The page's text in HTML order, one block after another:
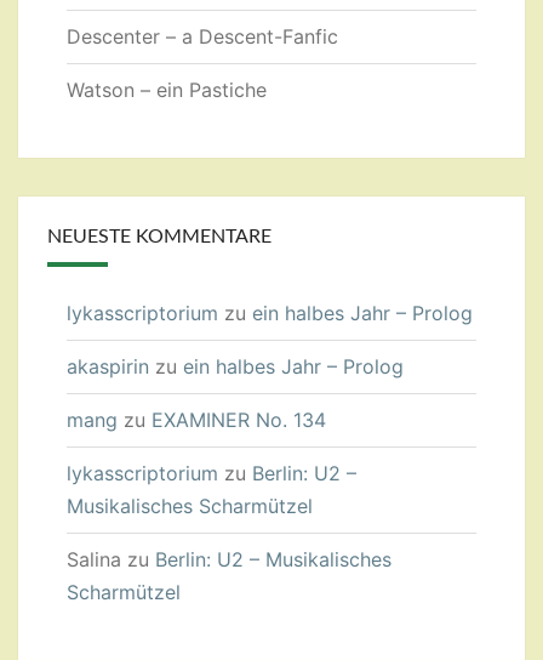
Descenter – a Descent-Fanfic
Watson – ein Pastiche
NEUESTE KOMMENTARE
lykasscriptorium zu ein halbes Jahr – Prolog
akaspirin zu ein halbes Jahr – Prolog
mang zu EXAMINER No. 134
lykasscriptorium zu Berlin: U2 –
Musikalisches Scharmützel
Salina zu Berlin: U2 – Musikalisches
Scharmützel